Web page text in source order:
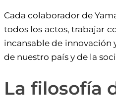
Cada colaborador de
todos los actos, trabajar
incansable de innovación
de nuestro país y de la
La filosofía